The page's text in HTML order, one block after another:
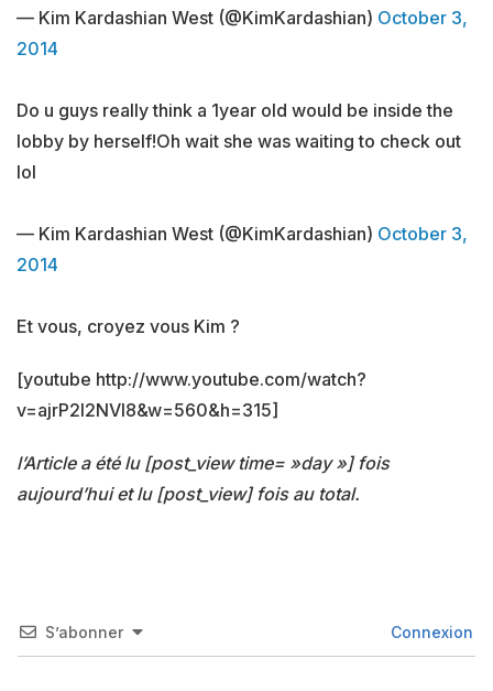
— Kim Kardashian West (@KimKardashian) October 3,
2014
Do u guys really think a 1year old would be inside the
lobby by herself!Oh wait she was waiting to check out
lol
— Kim Kardashian West (@KimKardashian) October 3,
2014
Et vous, croyez vous Kim ?
[youtube http://www.youtube.com/watch?
v=ajrP2l2NVl8&w=560&h=315]
l’Article a été lu [post_view time= »day »] fois
aujourd’hui et lu [post_view] fois au total.
S’abonner Connexion